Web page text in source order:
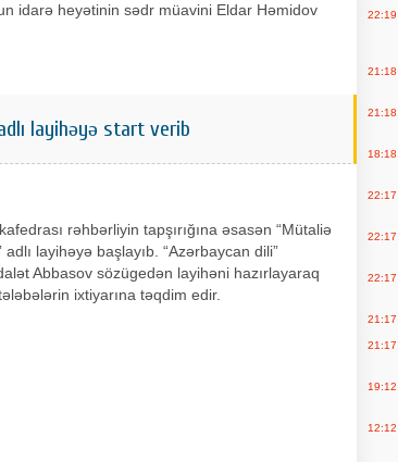
idarə heyətinin sədr müavini Eldar Həmidov
layihəyə start verib
rəhbərliyin tapşırığına əsasən “Mütaliə
layihəyə başlayıb. “Azərbaycan dili”
Abbasov sözügedən layihəni hazırlayaraq
ixtiyarına təqdim edir.
22:19
21:18
21:18
18:18
22:17
22:17
22:17
21:17
21:17
19:12
12:12